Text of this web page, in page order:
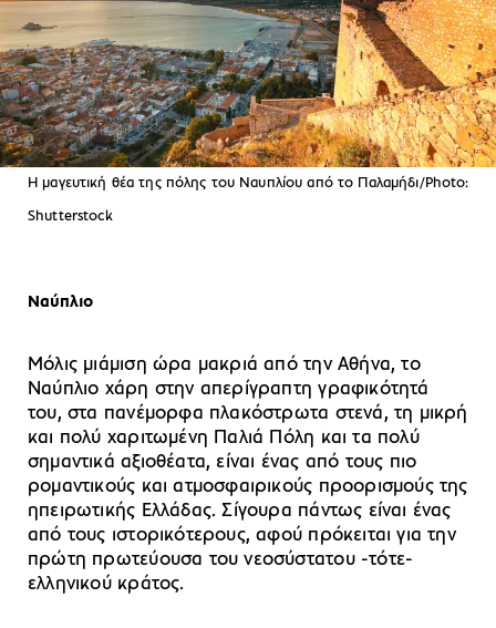
H μαγευτική θέα της πόλης του Ναυπλίου από το Παλαμήδι/Photo:
Shutterstock
Ναύπλιο
Mόλις μιάμιση ώρα μακριά από την Αθήνα, το
Ναύπλιο χάρη στην απερίγραπτη γραφικότητά
του, στα πανέμορφα πλακόστρωτα στενά, τη μικρή
και πολύ χαριτωμένη Παλιά Πόλη και τα πολύ
σημαντικά αξιοθέατα, είναι ένας από τους πιο
ρομαντικούς και ατμοσφαιρικούς προορισμούς της
ηπειρωτικής Ελλάδας. Σίγουρα πάντως είναι ένας
από τους ιστορικότερους, αφού πρόκειται για την
πρώτη πρωτεύουσα του νεοσύστατου -τότε-
ελληνικού κράτος.